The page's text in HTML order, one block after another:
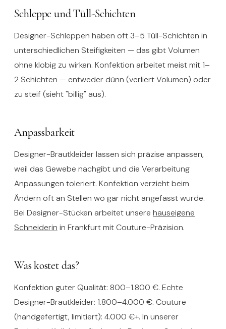
Schleppe und Tüll-Schichten
Designer-Schleppen haben oft 3–5 Tüll-Schichten in
unterschiedlichen Steifigkeiten — das gibt Volumen
ohne klobig zu wirken. Konfektion arbeitet meist mit 1–
2 Schichten — entweder dünn (verliert Volumen) oder
zu steif (sieht "billig" aus).
Anpassbarkeit
Designer-Brautkleider lassen sich präzise anpassen,
weil das Gewebe nachgibt und die Verarbeitung
Anpassungen toleriert. Konfektion verzieht beim
Ändern oft an Stellen wo gar nicht angefasst wurde.
Bei Designer-Stücken arbeitet unsere hauseigene
Schneiderin in Frankfurt mit Couture-Präzision.
Was kostet das?
Konfektion guter Qualität: 800–1.800 €. Echte
Designer-Brautkleider: 1.800–4.000 €. Couture
(handgefertigt, limitiert): 4.000 €+. In unserer